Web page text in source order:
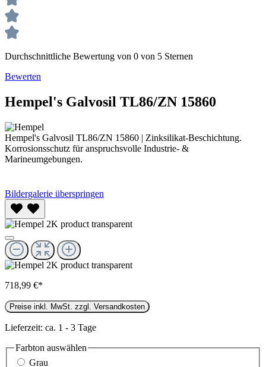
Durchschnittliche Bewertung von 0 von 5 Sternen
Bewerten
Hempel's Galvosil TL86/ZN 15860
Hempel's Galvosil TL86/ZN 15860 | Zinksilikat-Beschichtung.
Korrosionsschutz für anspruchsvolle Industrie- &
Marineumgebungen.
Bildergalerie überspringen
718,99 €*
Preise inkl. MwSt. zzgl. Versandkosten
Lieferzeit: ca. 1 - 3 Tage
Farbton auswählen
Grau